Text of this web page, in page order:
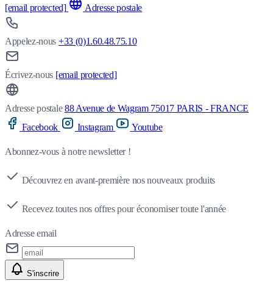
[email protected]
Adresse postale
Appelez-nous +33 (0)1.60.48.75.10
Écrivez-nous [email protected]
Adresse postale 88 Avenue de Wagram 75017 PARIS - FRANCE
Facebook
Instagram Youtube
Abonnez-vous à notre newsletter !
Découvrez en avant-première nos nouveaux produits
Recevez toutes nos offres pour économiser toute l'année
Adresse email
S'inscrire